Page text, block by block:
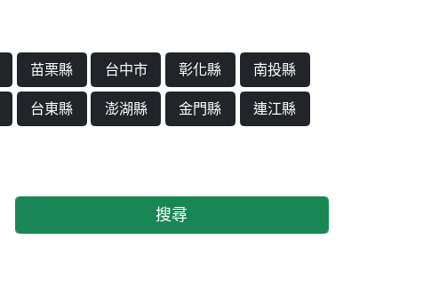
苗栗縣 台中市 彰化縣
南投縣
台東縣 澎湖縣 金門縣 連江縣
搜尋